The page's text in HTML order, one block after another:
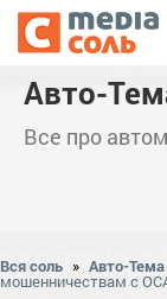
Авто-
Все про
Вся соль » Авто-Тема
мошенничествам с